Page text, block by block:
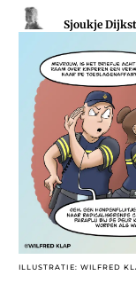
Sjoukje
ILLUSTRATIE: WILFRED